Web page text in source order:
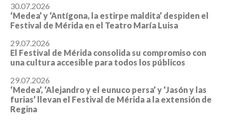
30.07.2026
‘Medea’ y ‘Antígona, la estirpe maldita’ despiden el
Festival de Mérida en el Teatro María Luisa
29.07.2026
El Festival de Mérida consolida su compromiso con
una cultura accesible para todos los públicos
29.07.2026
‘Medea’, ‘Alejandro y el eunuco persa’ y ‘Jasón y las
furias’ llevan el Festival de Mérida a la extensión de
Regina